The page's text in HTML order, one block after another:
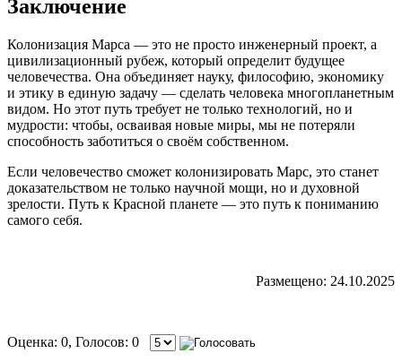
Заключение
Колонизация Марса — это не просто инженерный проект, а
цивилизационный рубеж, который определит будущее
человечества. Она объединяет науку, философию, экономику
и этику в единую задачу — сделать человека многопланетным
видом. Но этот путь требует не только технологий, но и
мудрости: чтобы, осваивая новые миры, мы не потеряли
способность заботиться о своём собственном.
Если человечество сможет колонизировать Марс, это станет
доказательством не только научной мощи, но и духовной
зрелости. Путь к Красной планете — это путь к пониманию
самого себя.
Размещено: 24.10.2025
Оценка: 0, Голосов: 0